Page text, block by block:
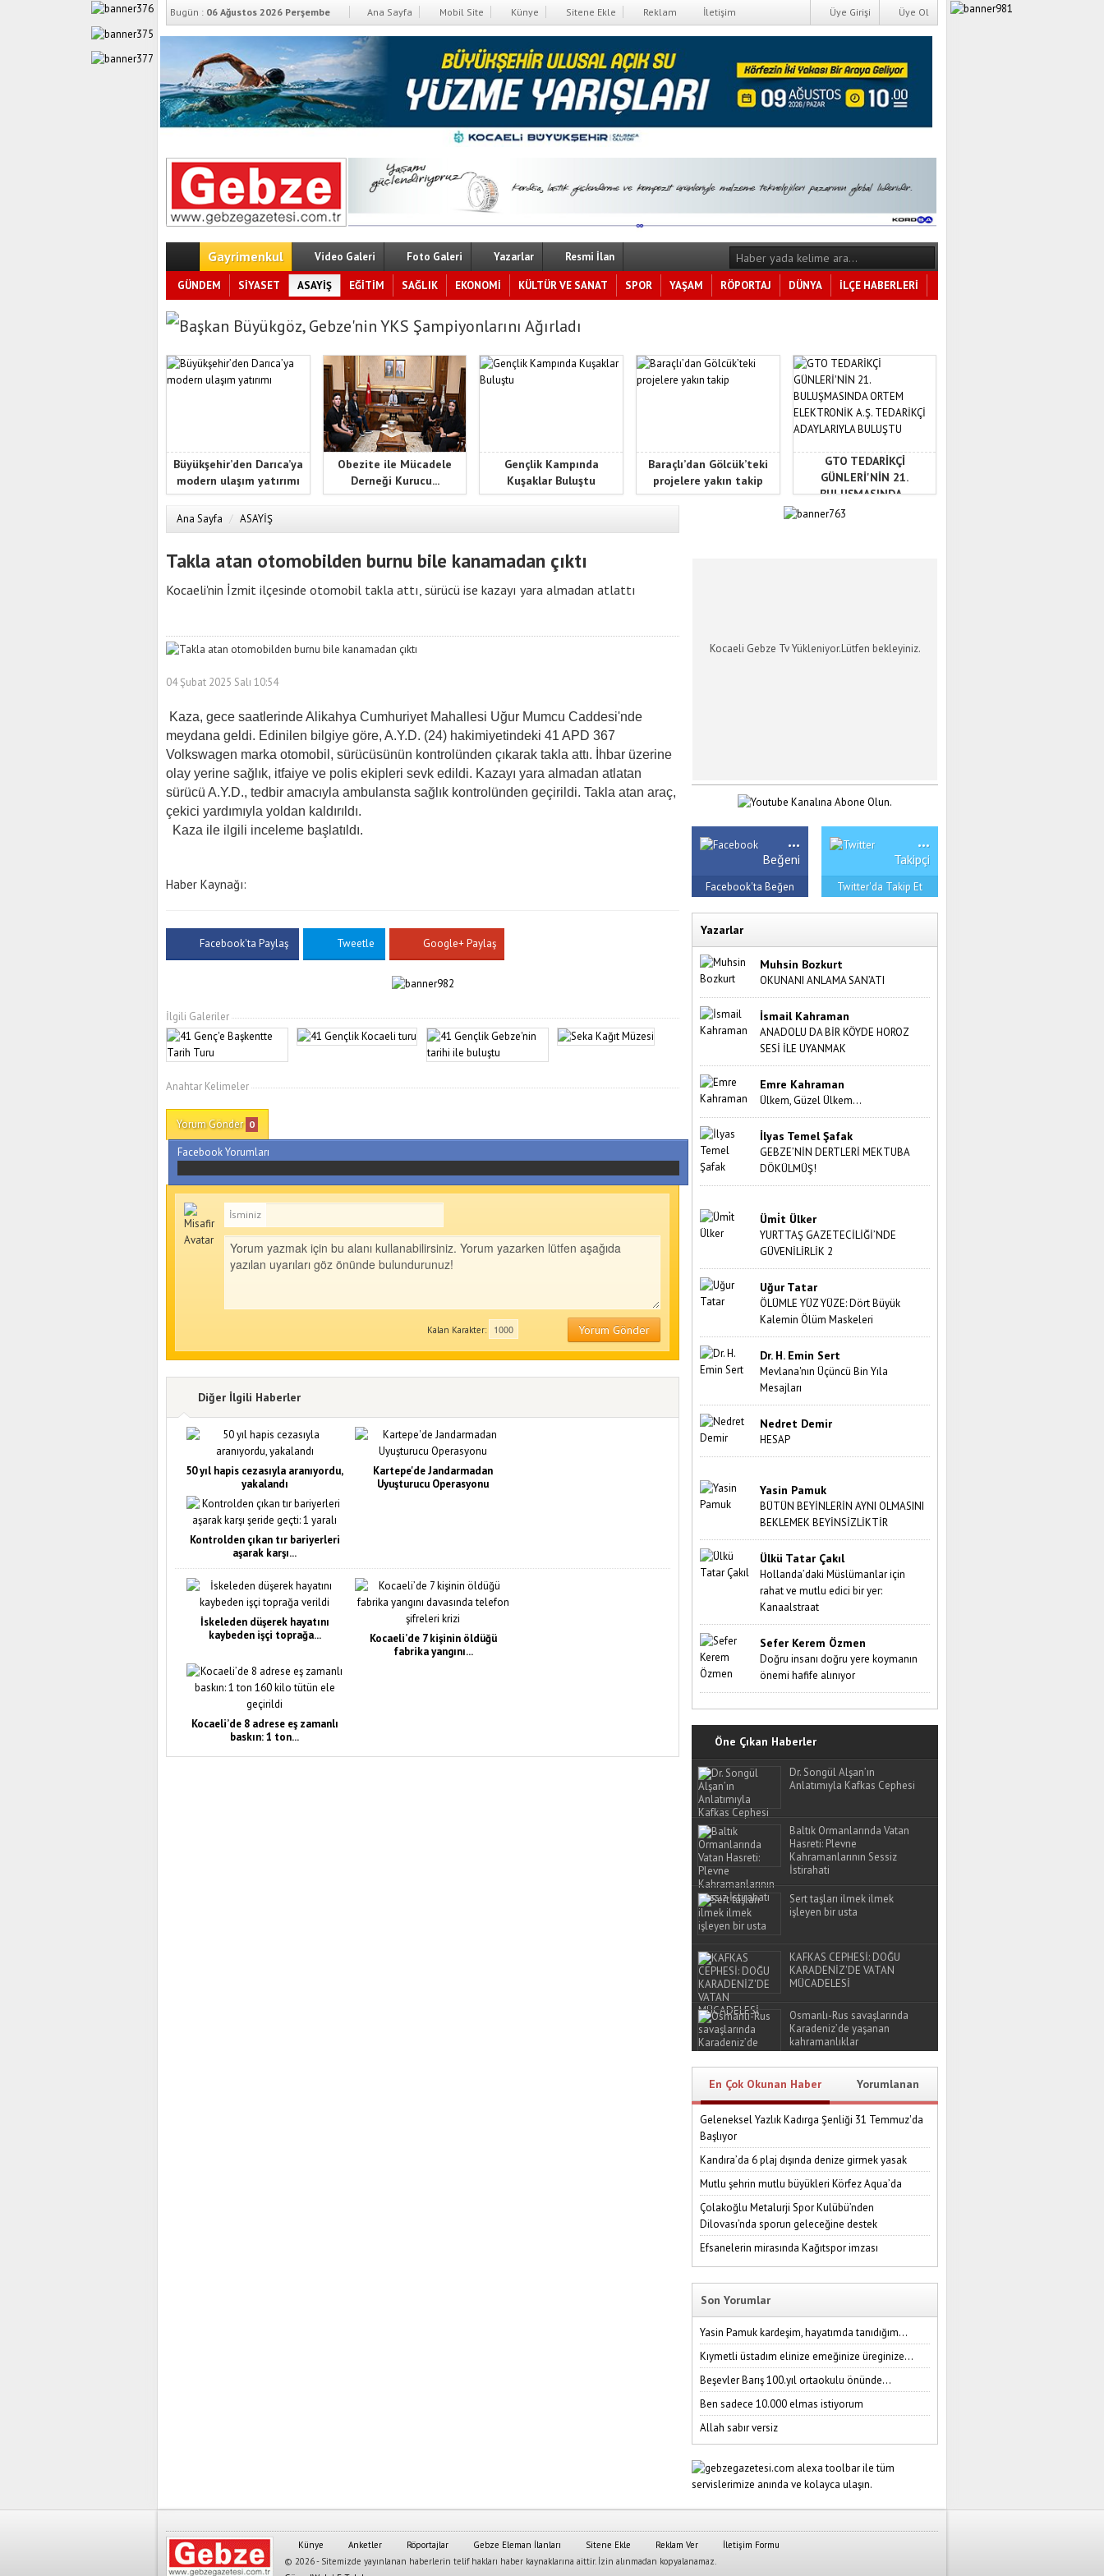
Bugün : 06 Ağustos 2026 Perşembe Ana Sayfa Mobil Site Künye Sitene Ekle Reklam İletişim Üye Ol
Üye Girişi
Gayrimenkul Video Galeri Foto Galeri Yazarlar Resmi İlan
GÜNDEM SİYASET ASAYİŞ EĞİTİM SAĞLIK EKONOMİ KÜLTÜR VE SANAT SPOR YAŞAM RÖPORTAJ DÜNYA
İLÇE HABERLERİ
Başkan Büyükgöz, Gebze’nin YKS Şampiyonlarını Ağırladı
Büyükşehir’den Darıca’ya
modern ulaşım yatırımı
Obezite ile Mücadele
Derneği Kurucu...
Gençlik Kampında
Kuşaklar Buluştu
Baraçlı’dan Gölcük’teki
projelere yakın takip
GTO TEDARİKÇİ
GÜNLERİ'NİN 21.
BULUŞMASINDA...
Ana Sayfa / ASAYİŞ
Takla atan otomobilden burnu bile kanamadan çıktı
Kocaeli'nin İzmit ilçesinde otomobil takla attı, sürücü ise kazayı yara almadan atlattı
04 Şubat 2025 Salı 10:54
Kaza, gece saatlerinde Alikahya Cumhuriyet Mahallesi Uğur Mumcu Caddesi'nde
meydana geldi. Edinilen bilgiye göre, A.Y.D. (24) hakimiyetindeki 41 APD 367
Volkswagen marka otomobil, sürücüsünün kontrolünden çıkarak takla attı. İhbar üzerine
olay yerine sağlık, itfaiye ve polis ekipleri sevk edildi. Kazayı yara almadan atlatan
sürücü A.Y.D., tedbir amacıyla ambulansta sağlık kontrolünden geçirildi. Takla atan araç,
çekici yardımıyla yoldan kaldırıldı.
Kaza ile ilgili inceleme başlatıldı.
Haber Kaynağı:
Facebook'ta Paylaş Tweetle Google+ Paylaş
İlgili Galeriler
Anahtar Kelimeler
Yorum Gönder 0
Facebook Yorumları
İsminiz
Yorum Gönder
Kalan Karakter:
Diğer İlgili Haberler
50 yıl hapis cezasıyla aranıyordu,
yakalandı
Kartepe'de Jandarmadan
Uyuşturucu Operasyonu
Kontrolden çıkan tır bariyerleri
aşarak karşı...
İskeleden düşerek hayatını
kaybeden işçi toprağa...
Kocaeli’de 7 kişinin öldüğü
fabrika yangını...
Kocaeli’de 8 adrese eş zamanlı
baskın: 1 ton...
Kocaeli Gebze Tv Yükleniyor.Lütfen bekleyiniz.
...
Beğeni
Facebook'ta Beğen
...
Takipçi
Twitter'da Takip Et
Yazarlar
Muhsin Bozkurt
OKUNANI ANLAMA SAN’ATI
İsmail Kahraman
ANADOLU DA BİR KÖYDE HOROZ
SESİ İLE UYANMAK
Emre Kahraman
Ülkem, Güzel Ülkem…
İlyas Temel Şafak
GEBZE’NİN DERTLERİ MEKTUBA
DÖKÜLMÜŞ!
Ümi̇t Ülker
YURTTAŞ GAZETECİLİĞİ’NDE
GÜVENİLİRLİK 2
Uğur Tatar
ÖLÜMLE YÜZ YÜZE: Dört Büyük
Kalemin Ölüm Maskeleri
Dr. H. Emin Sert
Mevlana'nın Üçüncü Bin Yıla
Mesajları
Nedret Demir
HESAP
Yasin Pamuk
BÜTÜN BEYİNLERİN AYNI OLMASINI
BEKLEMEK BEYİNSİZLİKTİR
Ülkü Tatar Çakıl
Hollanda’daki Müslümanlar için
rahat ve mutlu edici bir yer:
Kanaalstraat
Sefer Kerem Özmen
Doğru insanı doğru yere koymanın
önemi hafife alınıyor
Öne Çıkan Haberler
Dr. Songül Alşan’ın
Anlatımıyla Kafkas Cephesi
Baltık Ormanlarında Vatan
Hasreti: Plevne
Kahramanlarının Sessiz
İstirahati
Sert taşları ilmek ilmek
işleyen bir usta
KAFKAS CEPHESİ: DOĞU
KARADENİZ'DE VATAN
MÜCADELESİ
Osmanlı-Rus savaşlarında
Karadeniz’de yaşanan
kahramanlıklar
En Çok Okunan Haber Yorumlanan
Geleneksel Yazlık Kadırga Şenliği 31 Temmuz'da
Başlıyor
Kandıra’da 6 plaj dışında denize girmek yasak
Mutlu şehrin mutlu büyükleri Körfez Aqua’da
Çolakoğlu Metalurji Spor Kulübü’nden
Dilovası’nda sporun geleceğine destek
Efsanelerin mirasında Kağıtspor imzası
Son Yorumlar
Yasin Pamuk kardeşim, hayatımda tanıdığım...
Kıymetli üstadım elinize emeğinize üreginize...
Beşevler Barış 100.yıl ortaokulu önünde...
Ben sadece 10.000 elmas istiyorum
Allah sabır versiz
Künye Anketler Röportajlar Gebze Eleman İlanları Sitene Ekle Reklam Ver
İletişim Formu
© 2026 - Sitemizde yayınlanan haberlerin telif hakları haber kaynaklarına aittir. İzin alınmadan kopyalanamaz.